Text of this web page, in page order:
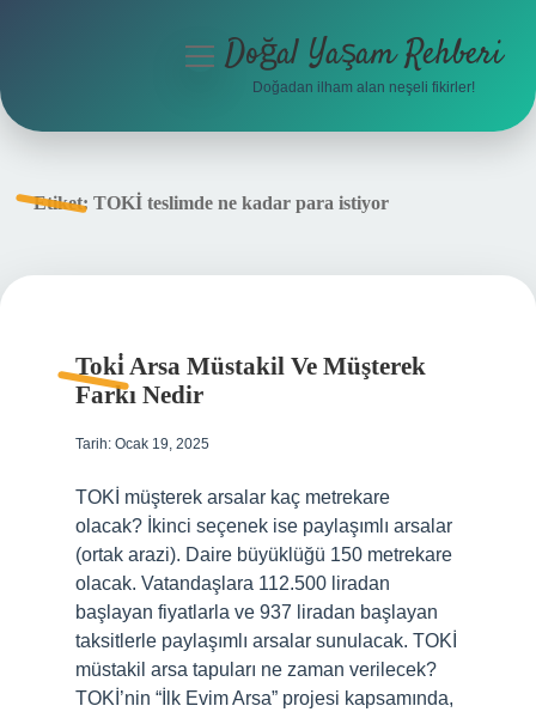
menüyüDoğal Yaşam Rehberi
Doğadan ilham alan neşeli fikirler!
Etiket: TOKİ teslimde ne kadar para istiyor
Toki̇ Arsa Müstakil Ve Müşterek
Farkı Nedir
Tarih: Ocak 19, 2025
TOKİ müşterek arsalar kaç metrekare
olacak? İkinci seçenek ise paylaşımlı arsalar
(ortak arazi). Daire büyüklüğü 150 metrekare
olacak. Vatandaşlara 112.500 liradan
başlayan fiyatlarla ve 937 liradan başlayan
taksitlerle paylaşımlı arsalar sunulacak. TOKİ
müstakil arsa tapuları ne zaman verilecek?
TOKİ’nin “İlk Evim Arsa” projesi kapsamında,